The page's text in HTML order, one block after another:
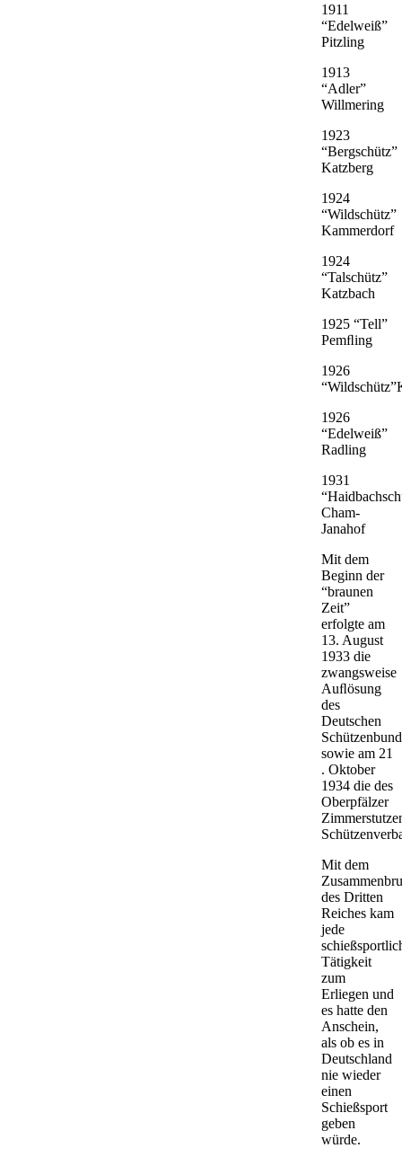
1911
“Edelweiß”
Pitzling
1913
“Adler”
Willmering
1923
“Bergschütz”
Katzberg
1924
“Wildschütz”
Kammerdorf
1924
“Talschütz”
Katzbach
1925 “Tell”
Pemﬂing
1926
1926
“Edelweiß”
Radling
1931
Cham-
Janahof
Mit dem
Beginn der
“braunen
Zeit”
erfolgte am
13. August
1933 die
zwangsweise
Auﬂösung
des
Deutschen
sowie am 21
. Oktober
1934 die des
Oberpfälzer
Mit dem
des Dritten
Reiches kam
jede
Tätigkeit
zum
Erliegen und
es hatte den
Anschein,
als ob es in
Deutschland
nie wieder
einen
Schießsport
geben
würde.